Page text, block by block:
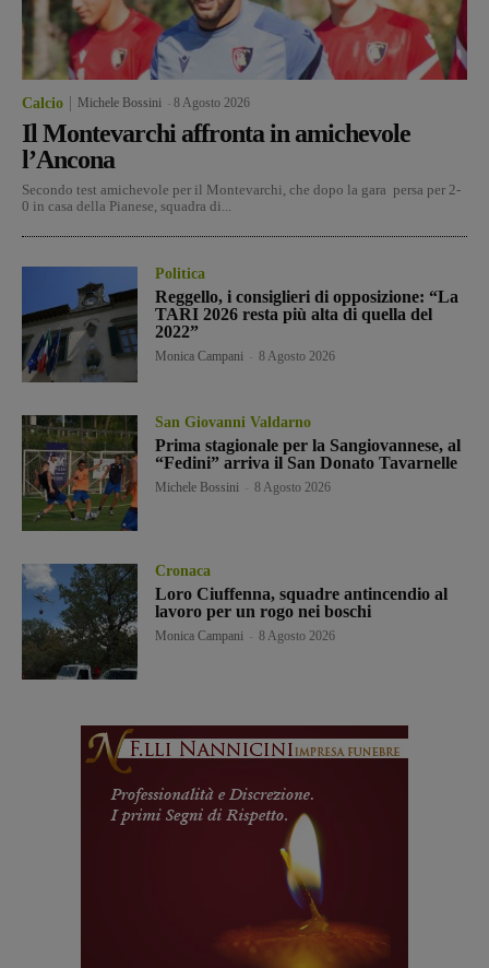
Calcio Michele Bossini 8 Agosto 2026
Il Montevarchi affronta in amichevole
l’Ancona
Secondo test amichevole per il Montevarchi, che dopo la gara persa per 2-
0 in casa della Pianese, squadra di...
Politica
Reggello, i consiglieri di opposizione: “La
TARI 2026 resta più alta di quella del
2022”
Monica Campani 8 Agosto 2026
San Giovanni Valdarno
Prima stagionale per la Sangiovannese, al
“Fedini” arriva il San Donato Tavarnelle
Michele Bossini 8 Agosto 2026
Cronaca
Loro Ciuffenna, squadre antincendio al
lavoro per un rogo nei boschi
Monica Campani 8 Agosto 2026